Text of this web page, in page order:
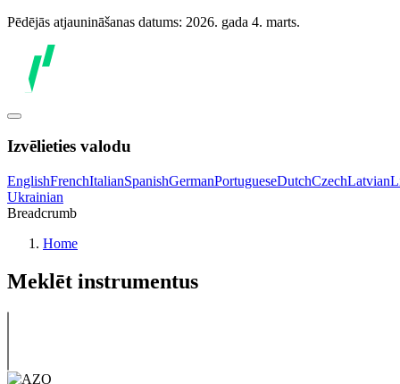
Pēdējās atjaunināšanas datums: 2026. gada 4. marts.
Izvēlieties valodu
EnglishFrenchItalianSpanishGermanPortugueseDutchCzechLatvian
Ukrainian
Breadcrumb
Home
Meklēt instrumentus